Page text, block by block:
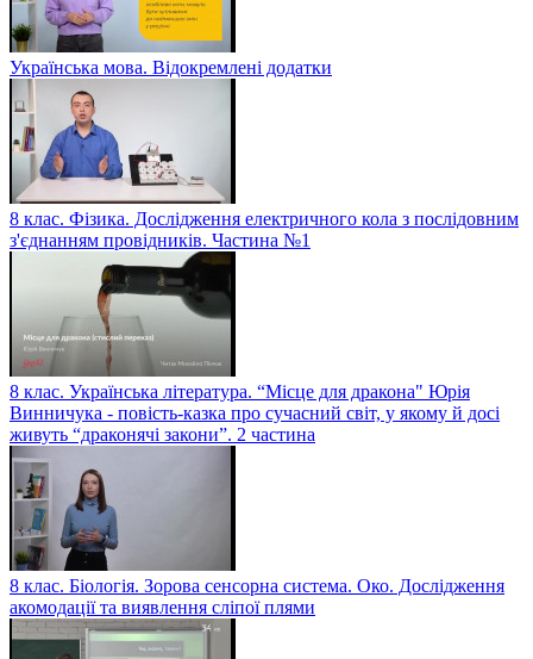
Українська мова. Відокремлені додатки
8 клас. Фізика. Дослідження електричного кола з послідовним
з'єднанням провідників. Частина №1
8 клас. Українська література. “Місце для дракона" Юрія
Винничука - повість-казка про сучасний світ, у якому й досі
живуть “драконячі закони”. 2 частина
8 клас. Біологія. Зорова сенсорна система. Око. Дослідження
акомодації та виявлення сліпої плями